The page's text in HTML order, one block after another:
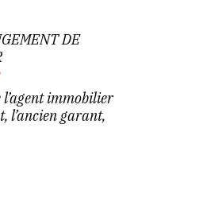
DE
immobilier
l’ancien garant,